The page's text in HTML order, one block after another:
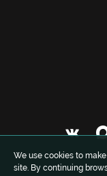
We use cookies to
site. By continuing